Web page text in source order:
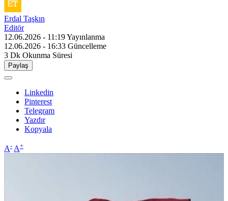
Erdal Taşkın
Editör
12.06.2026 - 11:19Yayınlanma
12.06.2026 - 16:33 Güncelleme
3 Dk Okunma Süresi
Paylaş
Linkedin
Pinterest
Telegram
Yazdır
Kopyala
A- A+